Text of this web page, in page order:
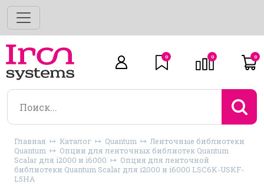
0 0 0
Главная Каталог Quantum
Ленточные библиотеки
Quantum
Опции для ленточных библиотек Quantum
Scalar для i2000 и i6000
Опция для ленточной
библиотеки Quantum Scalar для i2000 и i6000 LSC6K-USKF-
L5HA